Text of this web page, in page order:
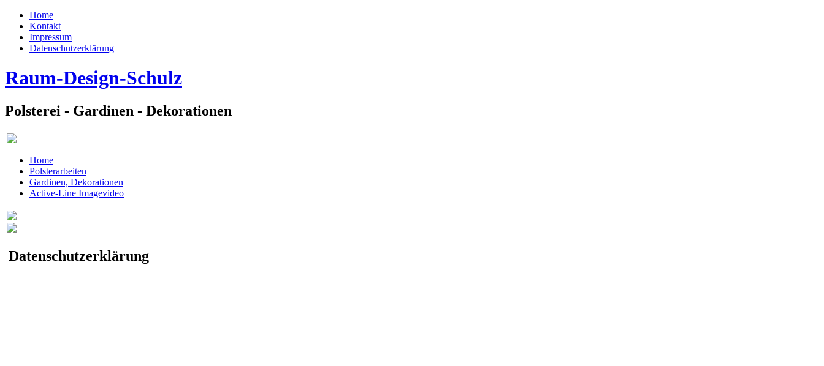
Home
Kontakt
Impressum
Datenschutzerklärung
Raum-Design-Schulz
Polsterei - Gardinen - Dekorationen
Home
Polsterarbeiten
Gardinen, Dekorationen
Active-Line Imagevideo
Datenschutzerklärung